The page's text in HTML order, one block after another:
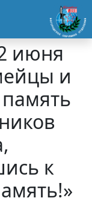
июня
и
к